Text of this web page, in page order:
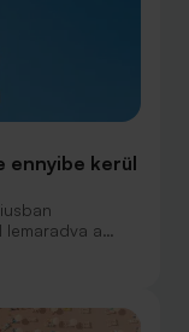
ennyibe kerül
a